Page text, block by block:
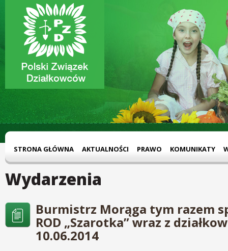
STRONA GŁÓWNA AKTUALNOŚCI PRAWO KOMUNIKATY
Wydarzenia
Burmistrz Morąga tym razem
ROD „Szarotka” wraz z
10.06.2014